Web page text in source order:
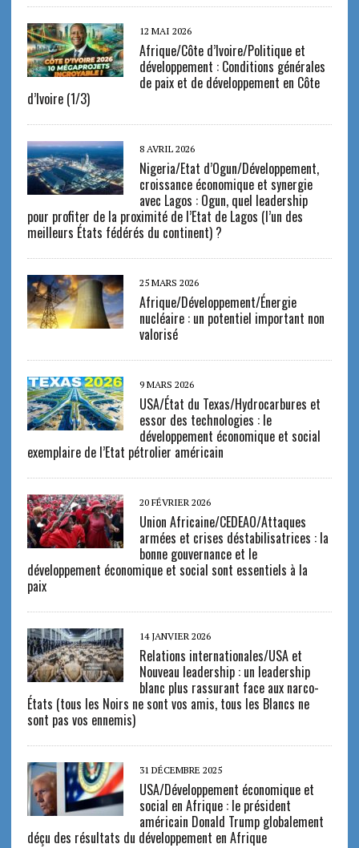
12 MAI 2026
Afrique/Côte d’Ivoire/Politique et
développement : Conditions générales
de paix et de développement en Côte
d’Ivoire (1/3)
8 AVRIL 2026
Nigeria/Etat d’Ogun/Développement,
croissance économique et synergie
avec Lagos : Ogun, quel leadership
pour profiter de la proximité de l’Etat de Lagos (l’un des
meilleurs États fédérés du continent) ?
25 MARS 2026
Afrique/Développement/Énergie
nucléaire : un potentiel important non
valorisé
9 MARS 2026
USA/État du Texas/Hydrocarbures et
essor des technologies : le
développement économique et social
exemplaire de l’Etat pétrolier américain
20 FÉVRIER 2026
Union Africaine/CEDEAO/Attaques
armées et crises déstabilisatrices : la
bonne gouvernance et le
développement économique et social sont essentiels à la
paix
14 JANVIER 2026
Relations internationales/USA et
Nouveau leadership : un leadership
blanc plus rassurant face aux narco-
États (tous les Noirs ne sont vos amis, tous les Blancs ne
sont pas vos ennemis)
31 DÉCEMBRE 2025
USA/Développement économique et
social en Afrique : le président
américain Donald Trump globalement
déçu des résultats du développement en Afrique